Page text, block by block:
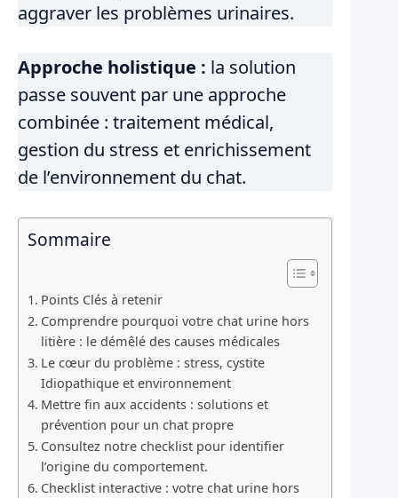
aggraver les problèmes urinaires.
Approche holistique : la solution
passe souvent par une approche
combinée : traitement médical,
gestion du stress et enrichissement
de l’environnement du chat.
Sommaire
Points Clés à retenir
Comprendre pourquoi votre chat urine hors
litière : le démêlé des causes médicales
Le cœur du problème : stress, cystite
Idiopathique et environnement
Mettre fin aux accidents : solutions et
prévention pour un chat propre
Consultez notre checklist pour identifier
l’origine du comportement.
Checklist interactive : votre chat urine hors